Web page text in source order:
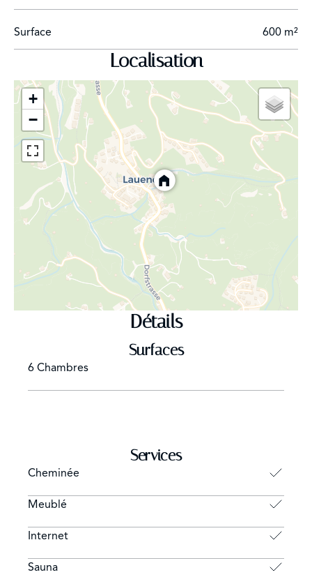
Surface 600 m²
Localisation
+
−
Détails
Surfaces
6 Chambres
Services
Cheminée
Meublé
Internet
Sauna